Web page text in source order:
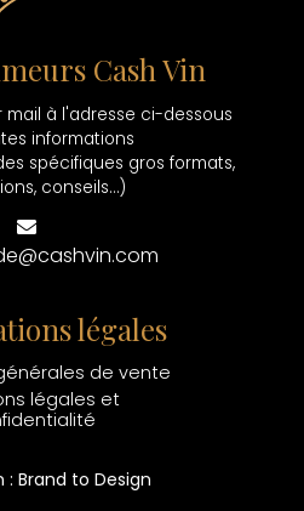
Cash Vin
à l'adresse ci-dessous
informations
spécifiques gros formats,
conseils...)
légales
de vente
légales et
: Brand to Design